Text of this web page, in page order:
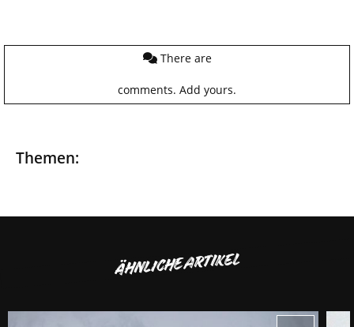
There are
comments. Add yours.
Themen:
ÄHNLICHE ARTIKEL